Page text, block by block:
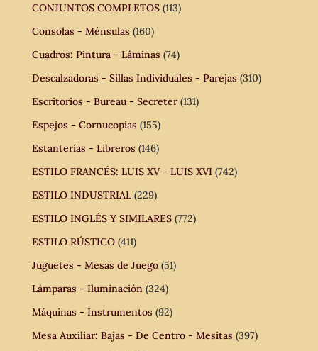
CONJUNTOS COMPLETOS (113)
Consolas - Ménsulas (160)
Cuadros: Pintura - Láminas (74)
Descalzadoras - Sillas Individuales - Parejas (310)
Escritorios - Bureau - Secreter (131)
Espejos - Cornucopias (155)
Estanterías - Libreros (146)
ESTILO FRANCÉS: LUIS XV - LUIS XVI (742)
ESTILO INDUSTRIAL (229)
ESTILO INGLÉS Y SIMILARES (772)
ESTILO RÚSTICO (411)
Juguetes - Mesas de Juego (51)
Lámparas - Iluminación (324)
Máquinas - Instrumentos (92)
Mesa Auxiliar: Bajas - De Centro - Mesitas (397)